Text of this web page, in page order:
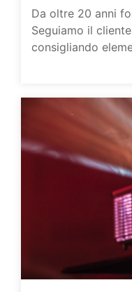
Da oltre 20 anni
Seguiamo il
consigliando